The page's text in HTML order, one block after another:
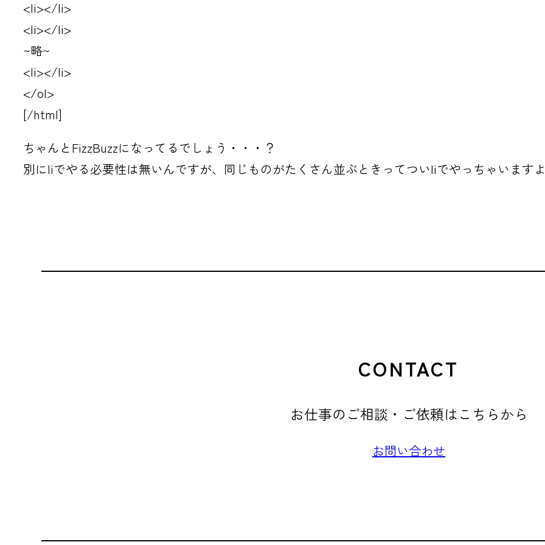
<li></li>
<li></li>
~略~
<li></li>
</ol>
[/html]
ちゃんとFizzBuzzになってるでしょう・・・？
別にliでやる必要性は無いんですが、同じものがたくさん並ぶときってついliでやっちゃいます
CONTACT
お仕事のご相談・ご依頼はこちらから
お問い合わせ